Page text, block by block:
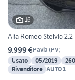
16
Alfa Romeo Stelvio
9.999 €Pavia (PV)
Usato
05/2019
Rivenditore AUTO 1